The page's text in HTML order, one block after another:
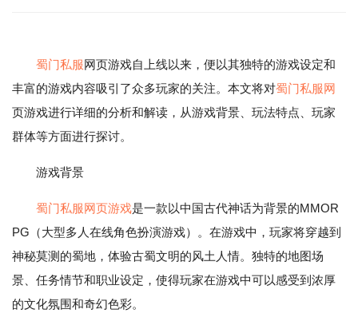
蜀门私服网页游戏自上线以来，便以其独特的游戏设定和
丰富的游戏内容吸引了众多玩家的关注。本文将对蜀门私服网
页游戏进行详细的分析和解读，从游戏背景、玩法特点、玩家
群体等方面进行探讨。
游戏背景
蜀门私服网页游戏是一款以中国古代神话为背景的MMOR
PG（大型多人在线角色扮演游戏）。在游戏中，玩家将穿越到
神秘莫测的蜀地，体验古蜀文明的风土人情。独特的地图场
景、任务情节和职业设定，使得玩家在游戏中可以感受到浓厚
的文化氛围和奇幻色彩。